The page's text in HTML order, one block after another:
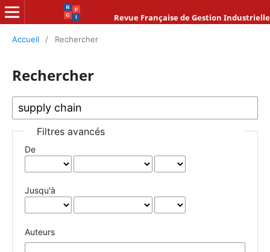
Revue Française de Gestion Industrielle
Accueil / Rechercher
Rechercher
Filtres avancés
De
Jusqu'à
Auteurs